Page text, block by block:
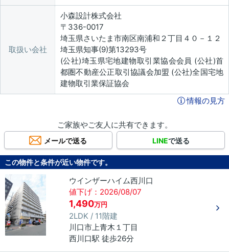
取扱い会社
小森設計株式会社
〒336-0017
埼玉県さいたま市南区南浦和２丁目４０－１２
埼玉県知事(9)第13293号
(公社)埼玉県宅地建物取引業協会会員 (公社)首
都圏不動産公正取引協議会加盟 (公社)全国宅地
建物取引業保証協会
情報の見方
ご家族やご友人に共有できます。
メールで送る LINEで送る
この物件と条件が近い物件です。
ウインザーハイム西川口
値下げ：2026/08/07
1,490万円
2LDK / 11階建
川口市上青木 １丁目
西川口駅 徒歩26分